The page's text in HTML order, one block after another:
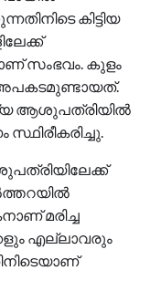
കിട്ടിയ
സംഭവം. കുളം
അപകടമുണ്ടായത്.
ആശുപത്രിയിൽ
സ്ഥിരീകരിച്ചു.
മരിച്ച
എല്ലാവരും